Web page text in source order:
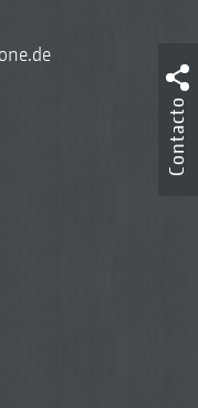
Contacto